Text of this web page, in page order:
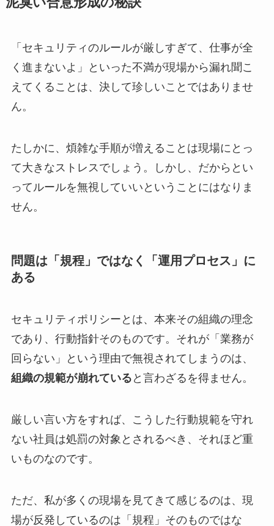
「セキュリティのルールが厳しすぎて、仕事が全
く進まないよ」といった不満が現場から漏れ聞こ
えてくることは、決して珍しいことではありませ
ん。
たしかに、煩雑な手順が増えることは現場にとっ
て大きなストレスでしょう。しかし、だからとい
ってルールを無視していいということにはなりま
せん。
問題は「規程」ではなく「運用プロセス」に
ある
セキュリティポリシーとは、本来その組織の理念
であり、行動指針そのものです。それが「業務が
回らない」という理由で無視されてしまうのは、
組織の規範が崩れている と言わざるを得ません。
厳しい言い方をすれば、こうした行動規範を守れ
ない社員は処罰の対象とされるべき、それほど重
いものなのです。
ただ、私が多くの現場を見てきて感じるのは、現
場が反発しているのは「規程」そのものではな